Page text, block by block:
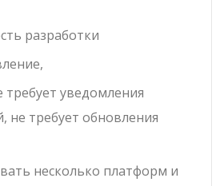
разработки
уведомления
не требует обновления
несколько платформ и